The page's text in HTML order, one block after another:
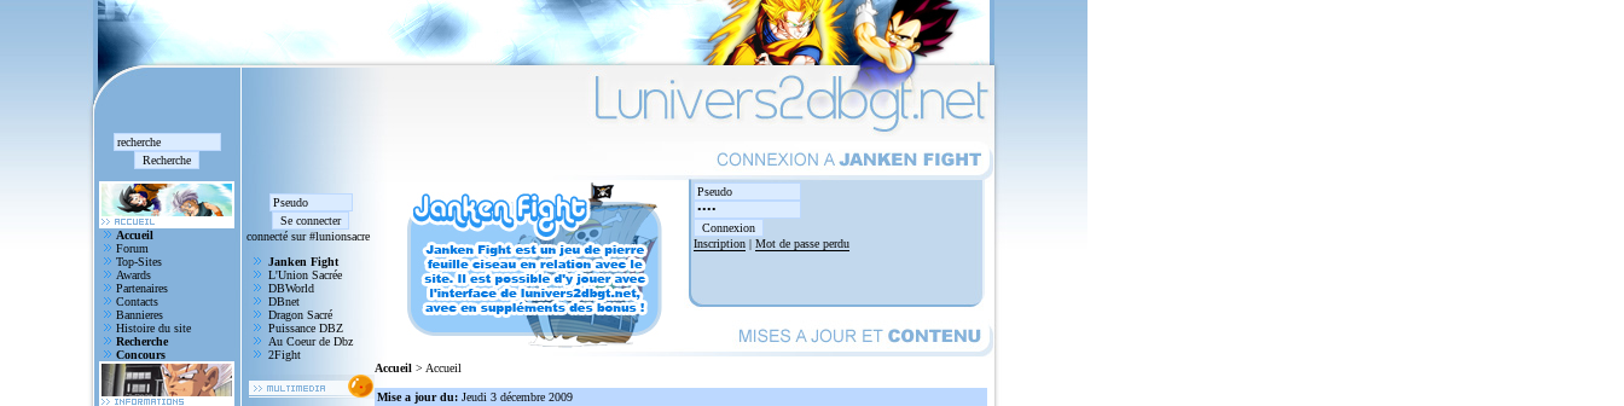
Accueil
Forum
Top-Sites
Awards
Partenaires
Contacts
Bannieres
Histoire du site
Recherche
Concours
connecté sur #lunionsacre
Janken Fight
L'Union Sacrée
DBWorld
DBnet
Dragon Sacré
Puissance DBZ
Au Coeur de Dbz
2Fight
Inscription | Mot de passe perdu
Accueil > Accueil
Mise a jour du: Jeudi 3 décembre 2009